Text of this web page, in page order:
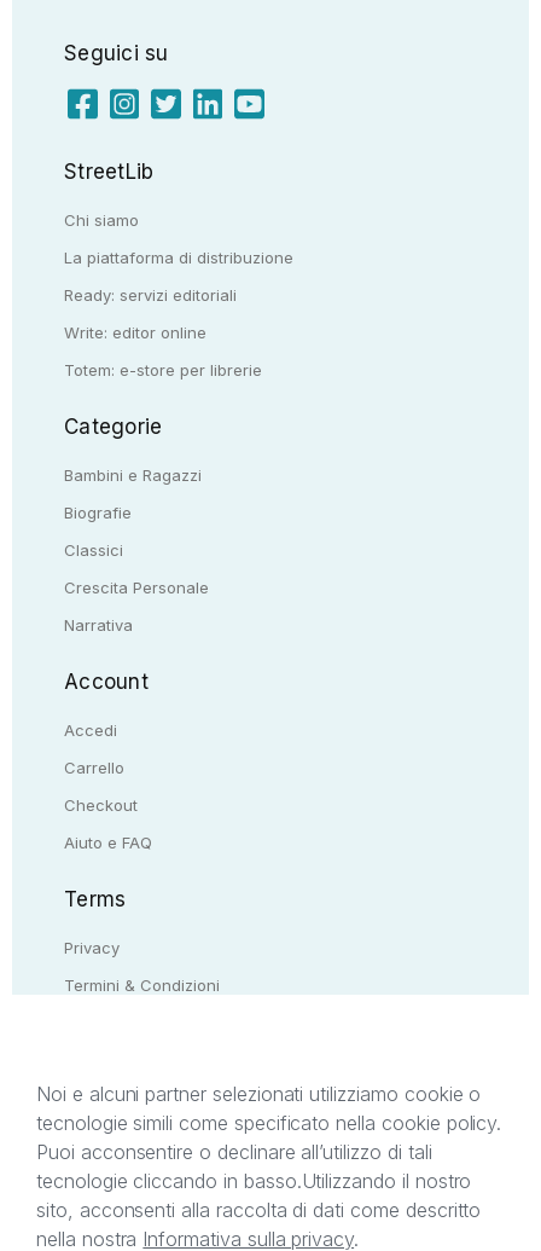
Seguici su
StreetLib
Chi siamo
La piattaforma di distribuzione
Ready: servizi editoriali
Write: editor online
Totem: e-store per librerie
Categorie
Bambini e Ragazzi
Biografie
Classici
Crescita Personale
Narrativa
Account
Accedi
Carrello
Checkout
Aiuto e FAQ
Terms
Privacy
Termini & Condizioni
Il presente sito web è di proprietà di StreetLib S.r.l.
titolare di tutti i diritti di proprietà intellettuale
afferenti ai marchi, loghi e segni distintivi presenti
sul sito web. Si invita l’utente a prendere visione
Noi e alcuni partner selezionati utilizziamo cookie o
tecnologie simili come specificato nella cookie policy.
Puoi acconsentire o declinare all’utilizzo di tali
tecnologie cliccando in basso.Utilizzando il nostro
sito, acconsenti alla raccolta di dati come descritto
nella nostra Informativa sulla privacy.